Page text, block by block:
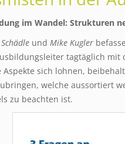
im Wandel: Strukturen
und Mike Kugler
tagtäglich mit
Aspekte sich lohnen,
welche aussortiert
zu beachten ist.